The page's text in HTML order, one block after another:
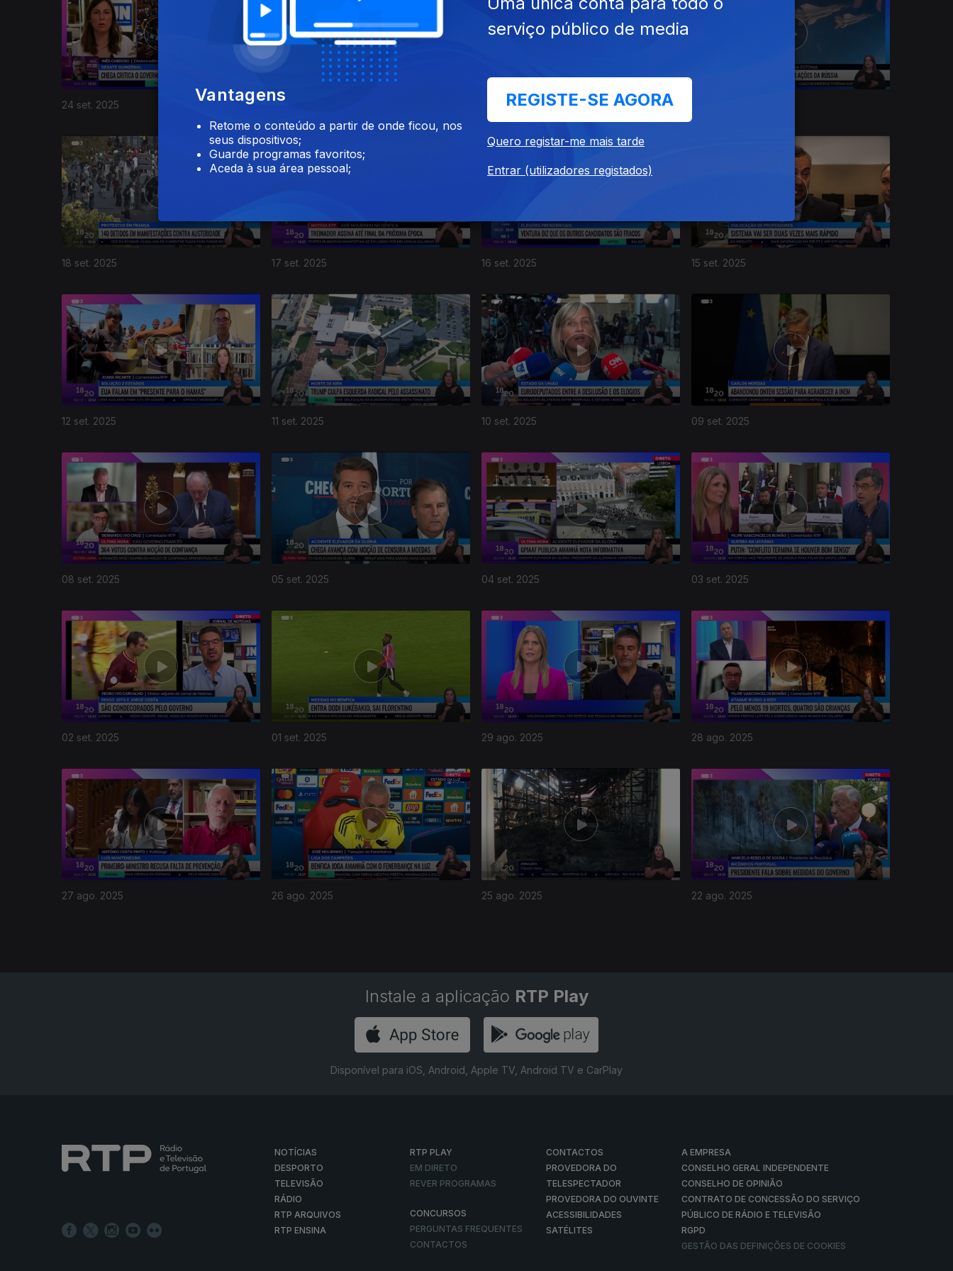
24 set. 2025 23 set. 2025 22 set. 2025
18 set. 2025 17 set. 2025 16 set. 2025 15 set. 2025
12 set. 2025 11 set. 2025 10 set. 2025 09 set. 2025
874425
08 set. 2025 05 set. 2025 04 set. 2025 03 set. 2025
02 set. 2025 01 set. 2025 29 ago. 2025 28 ago. 2025
27 ago. 2025 26 ago. 2025 25 ago. 2025 22 ago. 2025
871451
Instale a aplicação RTP Play
Disponível para iOS, Android, Apple TV, Android TV e CarPlay
NOTÍCIAS
DESPORTO
TELEVISÃO
RÁDIO
RTP ARQUIVOS
RTP ENSINA
RTP PLAY
EM DIRETO
REVER PROGRAMAS
CONCURSOS
PERGUNTAS FREQUENTES
CONTACTOS
CONTACTOS
PROVEDORA DO
TELESPECTADOR
PROVEDORA DO OUVINTE
ACESSIBILIDADES
SATÉLITES
A EMPRESA
CONSELHO GERAL INDEPENDENTE
CONSELHO DE OPINIÃO
CONTRATO DE CONCESSÃO DO SERVIÇO
PÚBLICO DE RÁDIO E TELEVISÃO
RGPD
GESTÃO DAS DEFINIÇÕES DE COOKIES
Vantagens
Retome o conteúdo a partir de onde ficou, nos
seus dispositivos;
Guarde programas favoritos;
Aceda à sua área pessoal;
serviço público de media
REGISTE-SE AGORA
Quero registar-me mais tarde
Entrar (utilizadores registados)